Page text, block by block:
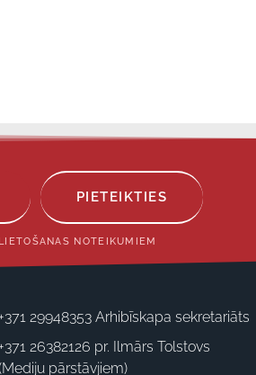
PIETEIKTIES
NOTEIKUMIEM
+371 29948353 Arhibīskapa sekretariāts
+371 26382126 pr. Ilmārs Tolstovs
pārstāvjiem)